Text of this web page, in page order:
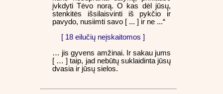
įvkdyti Tėvo norą. O kas dėl jūsų,
stenkitės išsilaisvinti iš pykčio ir
pavydo, nusiimti savo [ ... ] ir ne ...“
[ 18 eilučių neįskaitomos ]
… jis gyvens amžinai. Ir sakau jums
[ … ] taip, jad nebūtų suklaidinta jūsų
dvasia ir jūsų sielos.